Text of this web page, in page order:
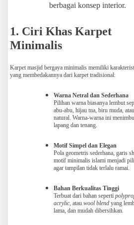
berbagai konsep interior.
1. Ciri Khas Karpet
Minimalis
Karpet masjid bergaya minimalis memiliki
yang membedakannya dari karpet tradisional:
Warna Netral dan Sederhana
Pilihan warna biasanya lembut
abu-abu, hijau tua, biru muda,
natural. Warna-warna ini
lapang dan tenang.
Motif Simpel dan Elegan
Pola geometris sederhana, garis
motif minimalis islami menjadi
agar tampilan tidak terlalu ramai.
Bahan Berkualitas Tinggi
Terbuat dari bahan seperti
acrylic, atau wool blend yang
lama, dan mudah dibersihkan.